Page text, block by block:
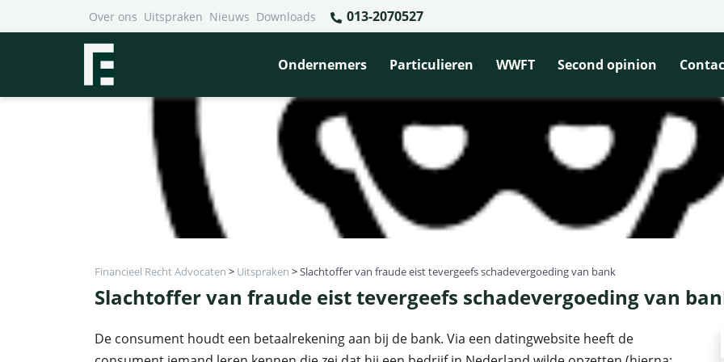
Over ons Uitspraken Nieuws Downloads 013-2070527
Ondernemers Particulieren WWFT Second opinion
Financieel Recht Advocaten > Uitspraken >Slachtoffer van fraude eist tevergeefs schadevergoeding van bank
Slachtoffer van fraude eist tevergeefs schadevergoeding van
De consument houdt een betaalrekening aan bij de bank. Via een datingwebsite heeft de